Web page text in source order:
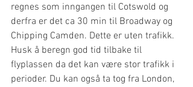
regnes som inngangen til Cotswold og
derfra er det ca 30 min til Broadway og
Chipping Camden. Dette er uten trafikk.
Husk å beregn god tid tilbake til
flyplassen da det kan være stor trafikk i
perioder. Du kan også ta tog fra London,